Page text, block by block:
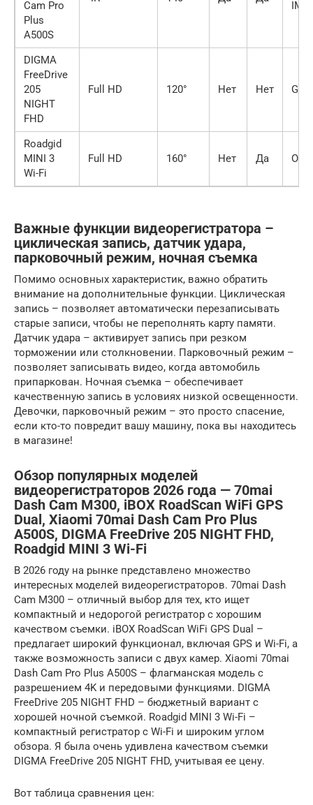
Cam Pro
Plus
A500S
DIGMA
FreeDrive
205
NIGHT
FHD
Full HD 120° Нет Нет
Roadgid
MINI 3
Wi-Fi
Full HD 160° Нет Да
Важные функции видеорегистратора –
циклическая запись, датчик удара,
парковочный режим, ночная съемка
Помимо основных характеристик, важно обратить
внимание на дополнительные функции. Циклическая
запись – позволяет автоматически перезаписывать
старые записи, чтобы не переполнять карту памяти.
Датчик удара – активирует запись при резком
торможении или столкновении. Парковочный режим –
позволяет записывать видео, когда автомобиль
припаркован. Ночная съемка – обеспечивает
качественную запись в условиях низкой освещенности.
Девочки, парковочный режим – это просто спасение,
если кто-то повредит вашу машину, пока вы находитесь
в магазине!
Обзор популярных моделей
видеорегистраторов 2026 года — 70mai
Dash Cam M300, iBOX RoadScan WiFi GPS
Dual, Xiaomi 70mai Dash Cam Pro Plus
A500S, DIGMA FreeDrive 205 NIGHT FHD,
Roadgid MINI 3 Wi-Fi
В 2026 году на рынке представлено множество
интересных моделей видеорегистраторов. 70mai Dash
Cam M300 – отличный выбор для тех, кто ищет
компактный и недорогой регистратор с хорошим
качеством съемки. iBOX RoadScan WiFi GPS Dual –
предлагает широкий функционал, включая GPS и Wi-Fi, а
также возможность записи с двух камер. Xiaomi 70mai
Dash Cam Pro Plus A500S – флагманская модель с
разрешением 4K и передовыми функциями. DIGMA
FreeDrive 205 NIGHT FHD – бюджетный вариант с
хорошей ночной съемкой. Roadgid MINI 3 Wi-Fi –
компактный регистратор с Wi-Fi и широким углом
обзора. Я была очень удивлена качеством съемки
DIGMA FreeDrive 205 NIGHT FHD, учитывая ее цену.
Вот таблица сравнения цен: